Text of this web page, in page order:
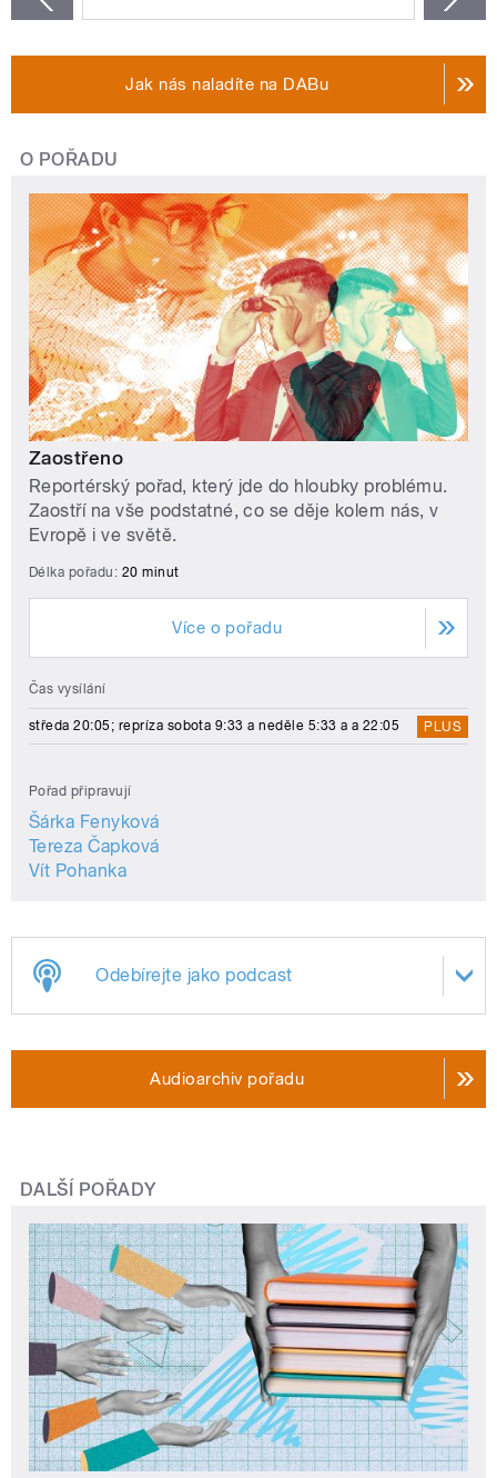
Jak nás naladíte na DABu
O POŘADU
Zaostřeno
Reportérský pořad, který jde do hloubky problému.
Zaostří na vše podstatné, co se děje kolem nás, v
Evropě i ve světě.
Délka pořadu: 20 minut
Více o pořadu
Čas vysílání
středa 20:05; repríza sobota 9:33 a neděle 5:33 a a 22:05 PLUS
Pořad připravují
Šárka Fenyková
Tereza Čapková
Vít Pohanka
Odebírejte jako podcast
Audioarchiv pořadu
DALŠÍ POŘADY